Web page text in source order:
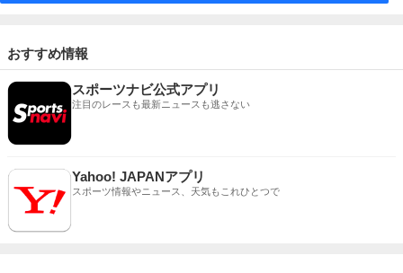
おすすめ情報
スポーツナビ公式アプリ
注目のレースも最新ニュースも逃さない
Yahoo! JAPANアプリ
スポーツ情報やニュース、天気もこれひとつで